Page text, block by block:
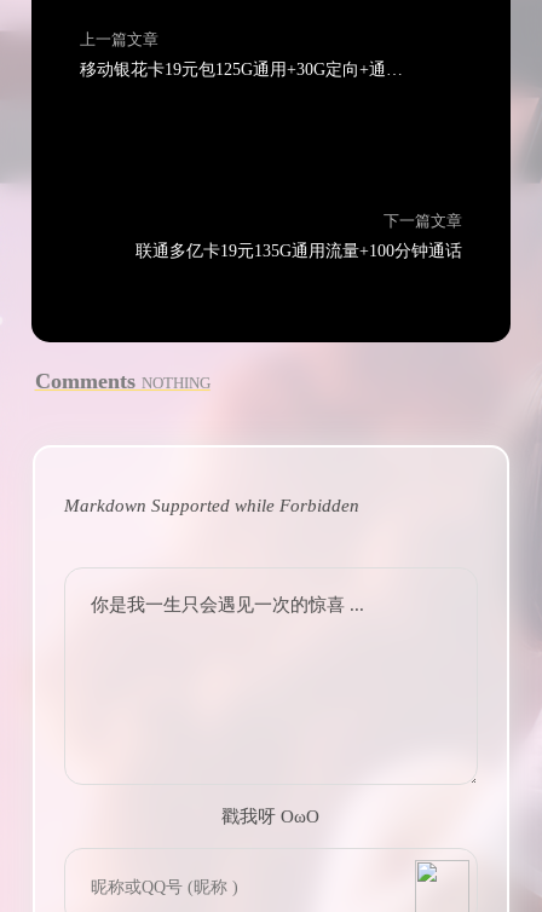
上一篇文章
下一篇文章
联通多亿卡19元135G通用流量+100分钟通话
Comments NOTHING
Markdown Supported whileForbidden
你是我一生只会遇见一次的惊喜 ...
戳我呀 OωO
Tieba